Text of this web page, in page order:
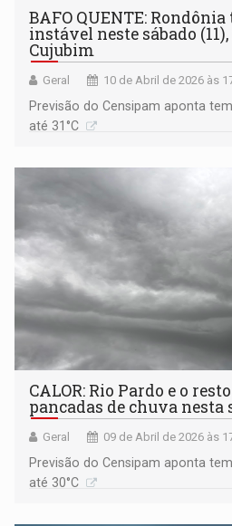
BAFO QUENTE:
instável neste sábado
Cujubim
Geral 10 de Abril de 2026 às
Previsão do Censipam aponta
até 31°C
CALOR: Rio Pardo e o
pancadas de chuva nesta
Geral 09 de Abril de 2026 às
Previsão do Censipam aponta
até 30°C